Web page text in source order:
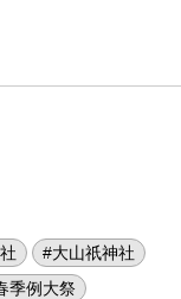
#大山祇神社
季例大祭